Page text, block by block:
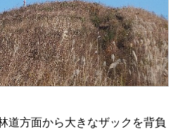
道方面から大きなザックを背負